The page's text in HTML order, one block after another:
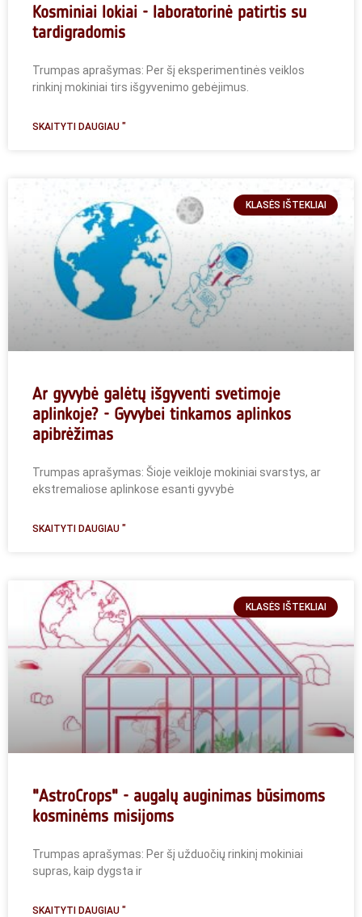
Kosminiai lokiai - laboratorinė patirtis su
tardigradomis
Trumpas aprašymas: Per šį eksperimentinės veiklos
rinkinį mokiniai tirs išgyvenimo gebėjimus.
SKAITYTI DAUGIAU "
KLASĖS IŠTEKLIAI
Ar gyvybė galėtų išgyventi svetimoje
aplinkoje? - Gyvybei tinkamos aplinkos
apibrėžimas
Trumpas aprašymas: Šioje veikloje mokiniai svarstys, ar
ekstremaliose aplinkose esanti gyvybė
SKAITYTI DAUGIAU "
KLASĖS IŠTEKLIAI
"AstroCrops" - augalų auginimas būsimoms
kosminėms misijoms
Trumpas aprašymas: Per šį užduočių rinkinį mokiniai
supras, kaip dygsta ir
SKAITYTI DAUGIAU "